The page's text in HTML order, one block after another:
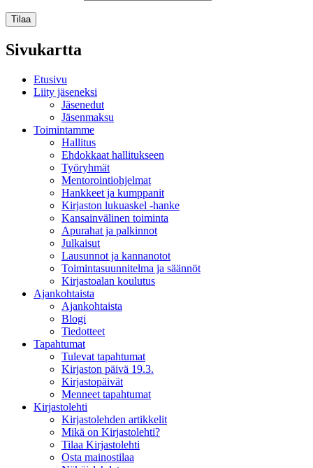
Sivukartta
Etusivu
Liity jäseneksi
Jäsenedut
Jäsenmaksu
Toimintamme
Hallitus
Ehdokkaat hallitukseen
Työryhmät
Mentorointi­ohjelmat
Hankkeet ja kumppanit
Kirjaston lukuaskel -hanke
Kansainvälinen toiminta
Apurahat ja palkinnot
Julkaisut
Lausunnot ja kannanotot
Toimintasuunnitelma ja säännöt
Kirjastoalan koulutus
Ajankohtaista
Ajankohtaista
Blogi
Tiedotteet
Tapahtumat
Tulevat tapahtumat
Kirjaston päivä 19.3.
Kirjastopäivät
Menneet tapahtumat
Kirjastolehti
Kirjastolehden artikkelit
Mikä on Kirjastolehti?
Tilaa Kirjastolehti
Osta mainostilaa